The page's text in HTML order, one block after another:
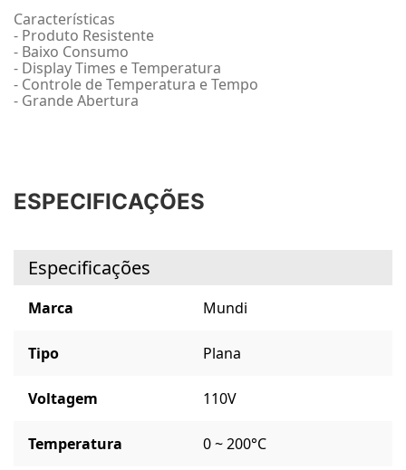
Características
- Produto Resistente
- Baixo Consumo
- Display Times e Temperatura
- Controle de Temperatura e Tempo
- Grande Abertura
ESPECIFICAÇÕES
Especificações
Marca Mundi
Tipo Plana
Voltagem 110V
Temperatura 0 ~ 200°C